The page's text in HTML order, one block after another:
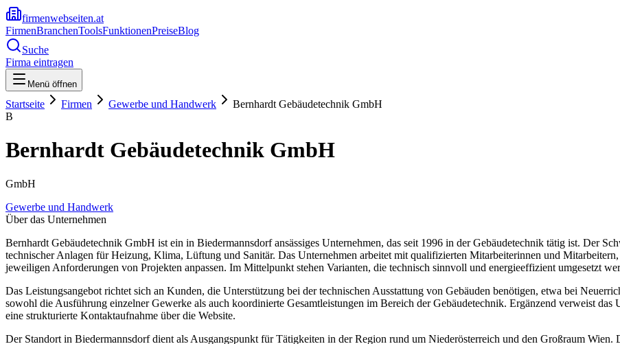
firmenwebseiten.at
FirmenBranchenToolsFunktionenPreiseBlog
Suche
Firma eintragen
Menü öffnen
Startseite Firmen Gewerbe und Handwerk
Bernhardt Gebäudetechnik GmbH
B
Bernhardt Gebäudetechnik GmbH
GmbH
Gewerbe und Handwerk
Über das Unternehmen
Bernhardt Gebäudetechnik GmbH ist ein in Biedermannsdorf ansässiges Unternehmen, das seit 1996 in der Gebäudetechnik tätig ist. Der
technischer Anlagen für Heizung, Klima, Lüftung und Sanitär. Das Unternehmen arbeitet mit qualifizierten Mitarbeiterinnen und
jeweiligen Anforderungen von Projekten anpassen. Im Mittelpunkt stehen Varianten, die technisch sinnvoll und energieeffizient umgesetzt
Das Leistungsangebot richtet sich an Kunden, die Unterstützung bei der technischen Ausstattung von Gebäuden benötigen, etwa bei
sowohl die Ausführung einzelner Gewerke als auch koordinierte Gesamtleistungen im Bereich der Gebäudetechnik. Ergänzend verweist
eine strukturierte Kontaktaufnahme über die Website.
Der Standort in Biedermannsdorf dient als Ausgangspunkt für Tätigkeiten in der Region rund um Niederösterreich und den Großraum